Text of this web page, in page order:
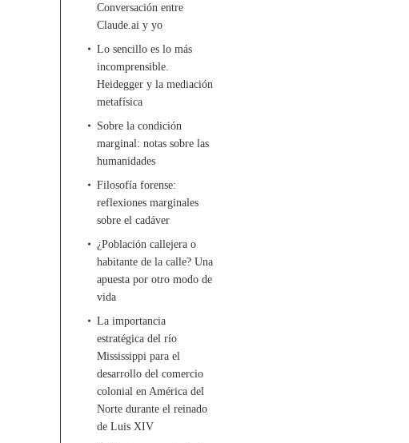
Conversación entre
Claude.ai y yo
Lo sencillo es lo más
incomprensible.
Heidegger y la mediación
metafísica
Sobre la condición
marginal: notas sobre las
humanidades
Filosofía forense:
reflexiones marginales
sobre el cadáver
¿Población callejera o
habitante de la calle? Una
apuesta por otro modo de
vida
La importancia
estratégica del río
Mississippi para el
desarrollo del comercio
colonial en América del
Norte durante el reinado
de Luis XIV